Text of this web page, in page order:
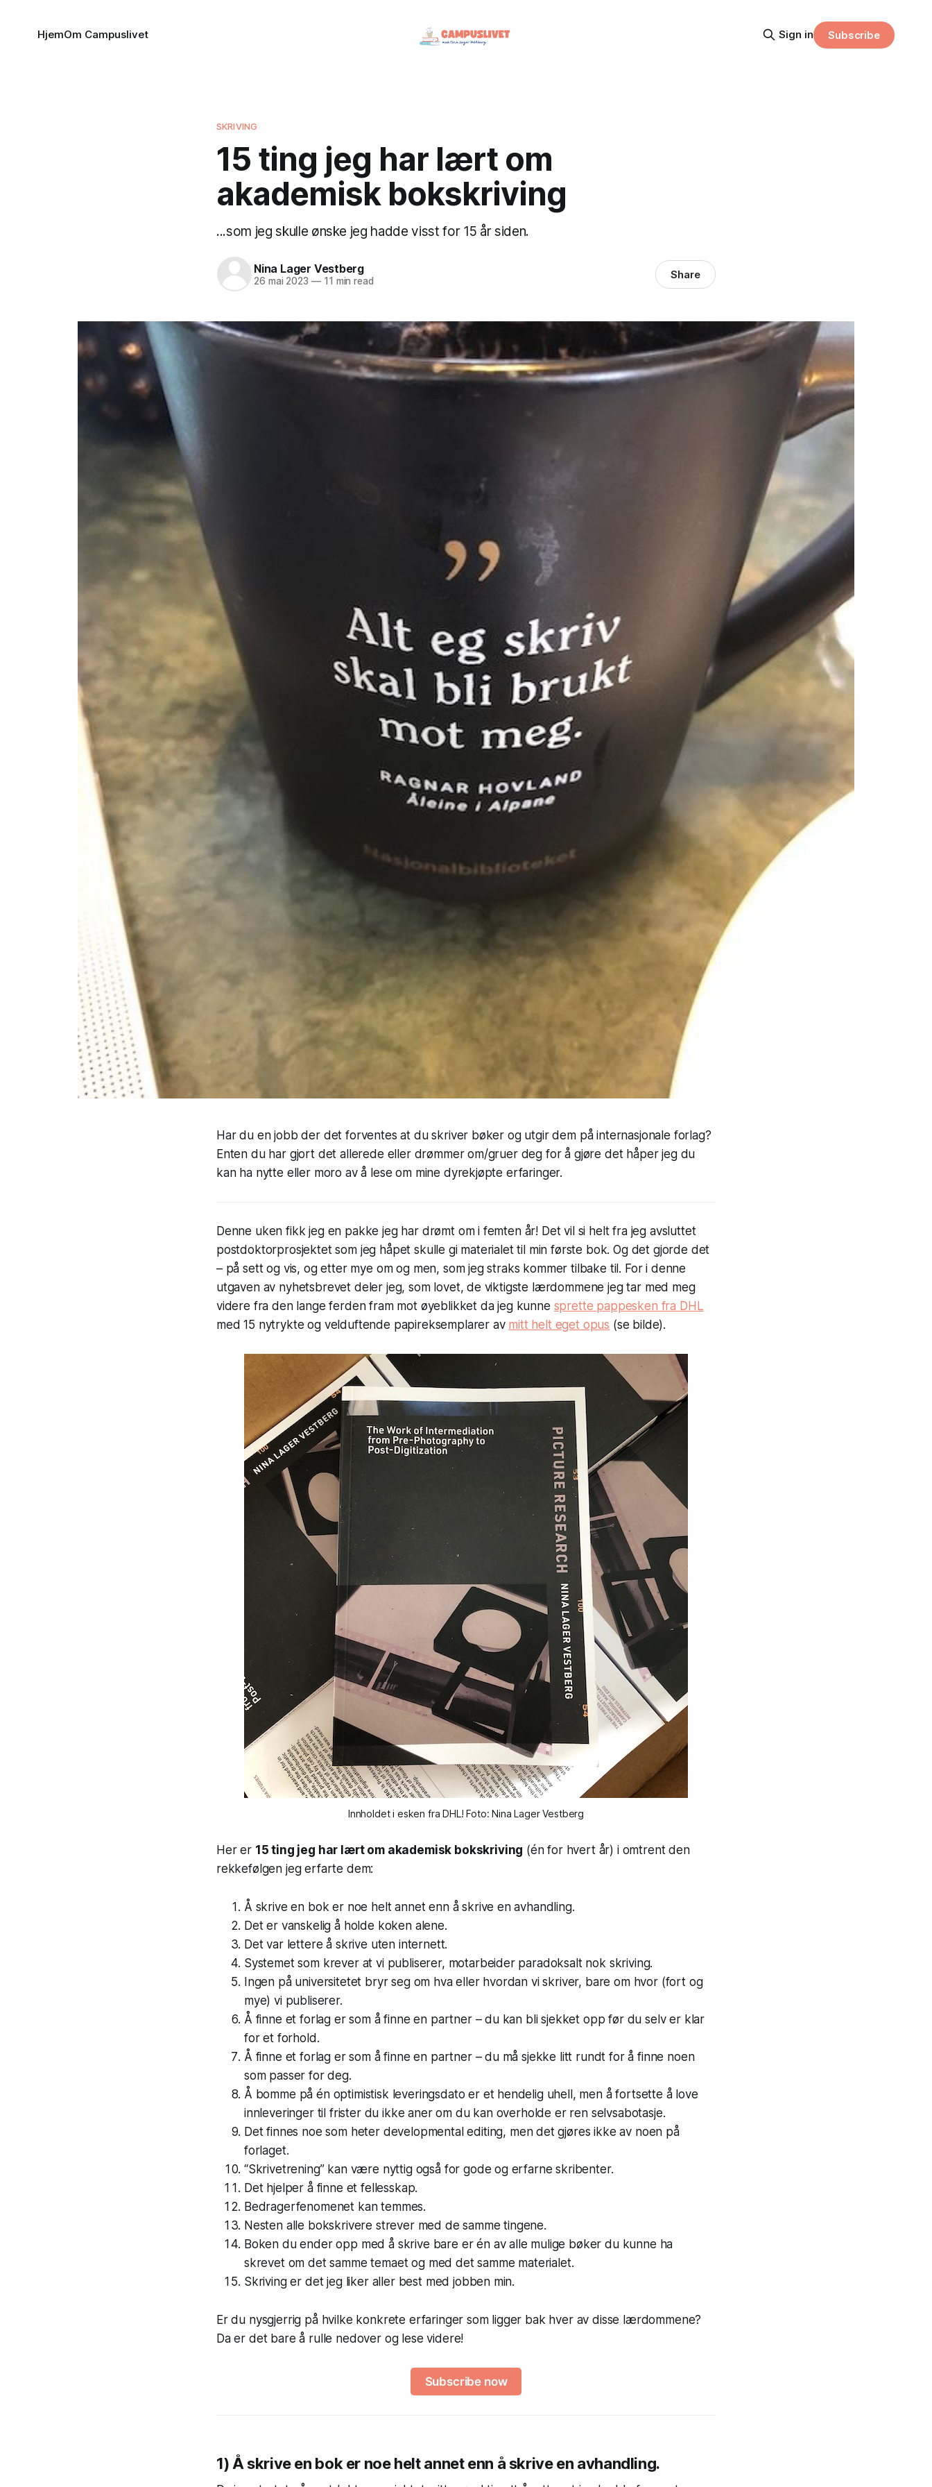
HjemOm Campuslivet Sign in Subscribe
SKRIVING
15 ting jeg har lært om
akademisk bokskriving
...som jeg skulle ønske jeg hadde visst for 15 år siden.
Nina Lager Vestberg
26 mai 2023 —11 min read Share
Har du en jobb der det forventes at du skriver bøker og utgir dem på internasjonale forlag?
Enten du har gjort det allerede eller drømmer om/gruer deg for å gjøre det håper jeg du
kan ha nytte eller moro av å lese om mine dyrekjøpte erfaringer.
Denne uken fikk jeg en pakke jeg har drømt om i femten år! Det vil si helt fra jeg avsluttet
postdoktorprosjektet som jeg håpet skulle gi materialet til min første bok. Og det gjorde det
– på sett og vis, og etter mye om og men, som jeg straks kommer tilbake til. For i denne
utgaven av nyhetsbrevet deler jeg, som lovet, de viktigste lærdommene jeg tar med meg
videre fra den lange ferden fram mot øyeblikket da jeg kunne sprette pappesken fra DHL
med 15 nytrykte og velduftende papireksemplarer av mitt helt eget opus (se bilde).
Innholdet i esken fra DHL! Foto: Nina Lager Vestberg
Her er 15 ting jeg har lært om akademisk bokskriving (én for hvert år) i omtrent den
rekkefølgen jeg erfarte dem:
Å skrive en bok er noe helt annet enn å skrive en avhandling.
Det er vanskelig å holde koken alene.
Det var lettere å skrive uten internett.
Systemet som krever at vi publiserer, motarbeider paradoksalt nok skriving.
Ingen på universitetet bryr seg om hva eller hvordan vi skriver, bare om hvor (fort og
mye) vi publiserer.
Å finne et forlag er som å finne en partner – du kan bli sjekket opp før du selv er klar
for et forhold.
Å finne et forlag er som å finne en partner – du må sjekke litt rundt for å finne noen
som passer for deg.
Å bomme på én optimistisk leveringsdato er et hendelig uhell, men å fortsette å love
innleveringer til frister du ikke aner om du kan overholde er ren selvsabotasje.
Det finnes noe som heter developmental editing, men det gjøres ikke av noen på
forlaget.
“Skrivetrening” kan være nyttig også for gode og erfarne skribenter.
Det hjelper å finne et fellesskap.
Bedragerfenomenet kan temmes.
Nesten alle bokskrivere strever med de samme tingene.
Boken du ender opp med å skrive bare er én av alle mulige bøker du kunne ha
skrevet om det samme temaet og med det samme materialet.
Skriving er det jeg liker aller best med jobben min.
Er du nysgjerrig på hvilke konkrete erfaringer som ligger bak hver av disse lærdommene?
Da er det bare å rulle nedover og lese videre!
Subscribe now
1) Å skrive en bok er noe helt annet enn å skrive en avhandling.